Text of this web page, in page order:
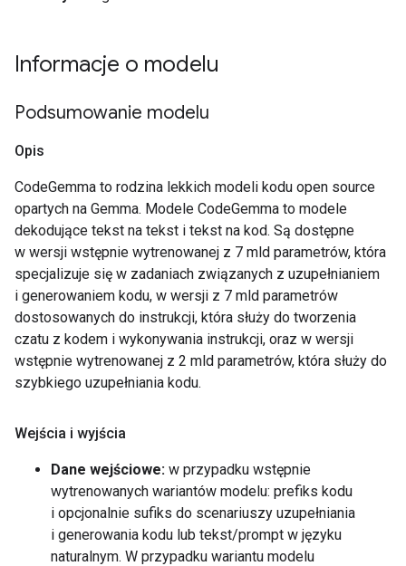
Informacje o modelu
Podsumowanie modelu
Opis
CodeGemma to rodzina lekkich modeli kodu open source
opartych na Gemma. Modele CodeGemma to modele
dekodujące tekst na tekst i tekst na kod. Są dostępne
w wersji wstępnie wytrenowanej z 7 mld parametrów, która
specjalizuje się w zadaniach związanych z uzupełnianiem
i generowaniem kodu, w wersji z 7 mld parametrów
dostosowanych do instrukcji, która służy do tworzenia
czatu z kodem i wykonywania instrukcji, oraz w wersji
wstępnie wytrenowanej z 2 mld parametrów, która służy do
szybkiego uzupełniania kodu.
Wejścia i wyjścia
Dane wejściowe: w przypadku wstępnie
wytrenowanych wariantów modelu: prefiks kodu
i opcjonalnie sufiks do scenariuszy uzupełniania
i generowania kodu lub tekst/prompt w języku
naturalnym. W przypadku wariantu modelu